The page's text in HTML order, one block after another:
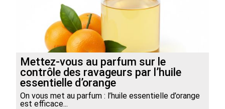
Mettez-vous au parfum sur le
contrôle des ravageurs par l’huile
essentielle d’orange
On vous met au parfum : l’huile essentielle d’orange
est efficace...